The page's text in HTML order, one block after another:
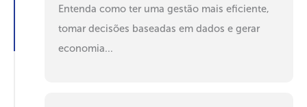
Entenda como ter uma gestão mais eficiente,
tomar decisões baseadas em dados e gerar
economia...